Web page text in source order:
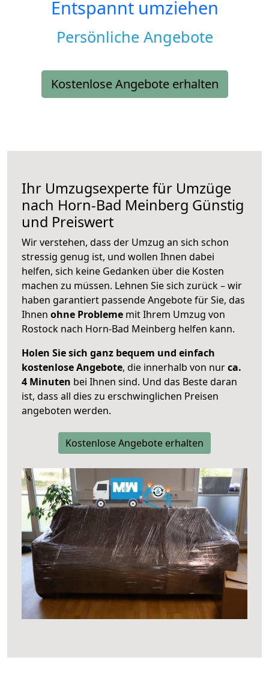
Entspannt umziehen
Persönliche Angebote
Kostenlose Angebote erhalten
Ihr Umzugsexperte für Umzüge
nach Horn-Bad Meinberg Günstig
und Preiswert
Wir verstehen, dass der Umzug an sich schon
stressig genug ist, und wollen Ihnen dabei
helfen, sich keine Gedanken über die Kosten
machen zu müssen. Lehnen Sie sich zurück – wir
haben garantiert passende Angebote für Sie, das
Ihnen ohne Probleme mit Ihrem Umzug von
Rostock nach Horn-Bad Meinberg helfen kann.
Holen Sie sich ganz bequem und einfach
kostenlose Angebote, die innerhalb von nurca.
4 Minuten bei Ihnen sind. Und das Beste daran
ist, dass all dies zu erschwinglichen Preisen
angeboten werden.
Kostenlose Angebote erhalten